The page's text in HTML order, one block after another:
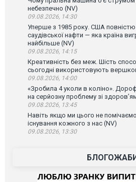
небезпечно (NV)
09.08.2026, 14:30
Уперше з 1985 року. США повністю
саудівської нафти — яка країна
найбільше (NV)
09.08.2026, 14:15
Креативність без меж. Шість
сьогодні використовують
09.08.2026, 14:00
«Зробила 4 уколи в коліно».
на серйозну проблему зі
09.08.2026, 13:45
Навіть якщо ми цього не
існування кожного з нас (NV)
09.08.2026, 13:30